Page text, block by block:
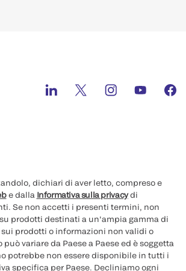
dichiari di aver letto, compreso e
e dalla Informativa sulla privacydi
Se non accetti i presenti termini, non
prodotti destinati a un'ampia gamma di
prodotti o informazioni non validi o
variare da Paese a Paese ed è soggetta
potrebbe non essere disponibile in tutti i
specifica per Paese. Decliniamo ogni